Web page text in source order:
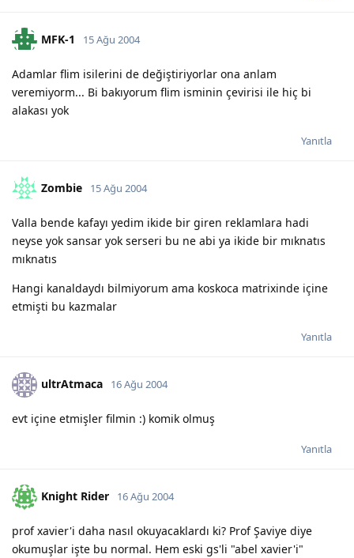
MFK-1 15 Ağu 2004
Adamlar flim isilerini de değiştiriyorlar ona anlam
veremiyorm... Bi bakıyorum flim isminin çevirisi ile hiç bi
alakası yok
Yanıtla
Zombie 15 Ağu 2004
Valla bende kafayı yedim ikide bir giren reklamlara hadi
neyse yok sansar yok serseri bu ne abi ya ikide bir mıknatıs
mıknatıs
Hangi kanaldaydı bilmiyorum ama koskoca matrixinde içine
etmişti bu kazmalar
Yanıtla
ultrAtmaca 16 Ağu 2004
evt içine etmişler filmin :) komik olmuş
Yanıtla
Knight Rider 16 Ağu 2004
prof xavier'i daha nasıl okuyacaklardı ki? Prof Şaviye diye
okumuşlar işte bu normal. Hem eski gs'li "abel xavier'i"